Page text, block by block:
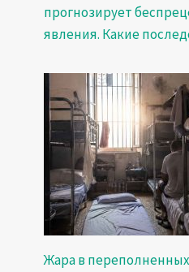
прогнозирует
явления. Какие
Жара в